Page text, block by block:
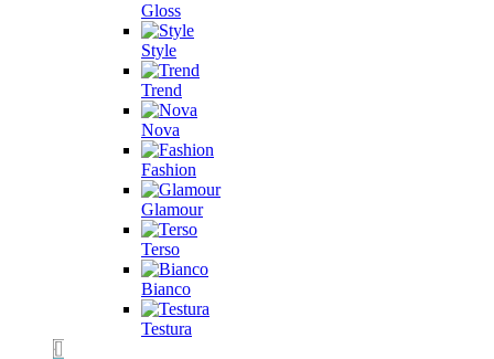
Gloss
Style
Trend
Nova
Fashion
Glamour
Terso
Bianco
Testura